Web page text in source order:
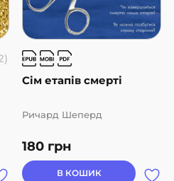
Сім етапів смерті
180 грн
Ричард Шеперд
В КОШИК